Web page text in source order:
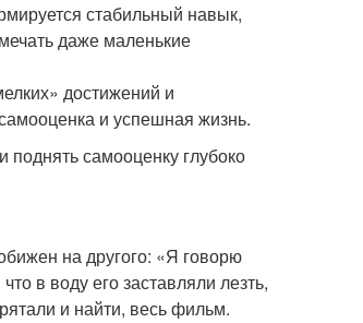
стабильный навык,
даже маленькие
достижений и
и успешная жизнь.
самооценку глубоко
на другого: «Я говорю
в воду его заставляли лезть,
и найти, весь фильм.